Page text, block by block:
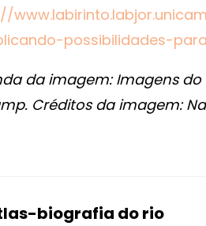
possibilidades-
da imagem: Imagens
Créditos da imagem:
biografia do rio